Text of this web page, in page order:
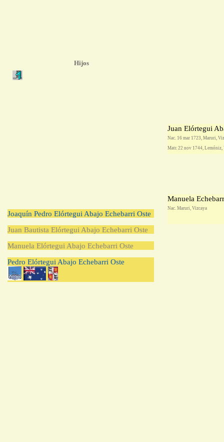
Hijos
Joaquín Pedro Elórtegui Abajo Echebarri Oste
Juan Bautista Elórtegui Abajo Echebarri Oste
Manuela Elórtegui Abajo Echebarri Oste
Pedro Elórtegui Abajo Echebarri Oste
Juan Elórtegui
Nac. 16 mar 1723, Maruri,
Matr. 22 nov 1744, Lemóniz,
Manuela
Nac. Maruri, Vizcaya